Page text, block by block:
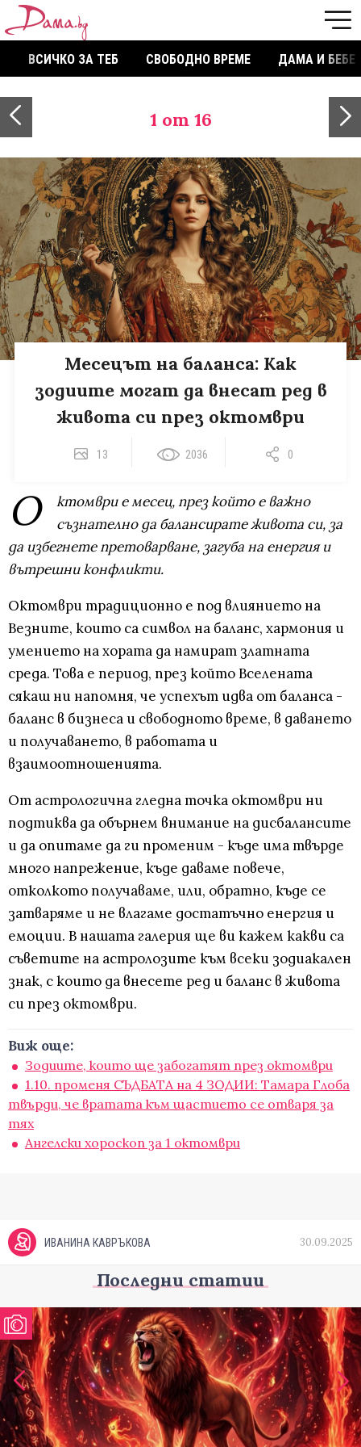
ВСИЧКО ЗА ТЕБ СВОБОДНО ВРЕМЕ ДАМА И БЕБЕ
1 от 16
Месецът на баланса: Как
зодиите могат да внесат ред в
живота си през октомври
13 2036 0
О
ктомври е месец, през който е важно
съзнателно да балансирате живота си, за
да избегнете претоварване, загуба на енергия и
вътрешни конфликти.
Октомври традиционно е под влиянието на
Везните, които са символ на баланс, хармония и
умението на хората да намират златната
среда. Това е период, през който Вселената
сякаш ни напомня, че успехът идва от баланса -
баланс в бизнеса и свободното време, в даването
и получаването, в работата и
взаимоотношенията.
От астрологична гледна точка октомври ни
подтиква да обърнем внимание на дисбалансите
и да опитаме да ги променим - къде има твърде
много напрежение, къде даваме повече,
отколкото получаваме, или, обратно, къде се
затваряме и не влагаме достатъчно енергия и
емоции. В нашата галерия ще ви кажем какви са
съветите на астролозите към всеки зодиакален
знак, с които да внесете ред и баланс в живота
си през октомври.
Виж още:
Зодиите, които ще забогатят през октомври
1.10. променя СЪДБАТА на 4 ЗОДИИ: Тамара Глоба
твърди, че вратата към щастието се отваря за
тях
Ангелски хороскоп за 1 октомври
ИВАНИНА КАВРЪКОВА 30.09.2025
Последни статии